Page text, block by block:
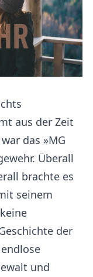
aus der Zeit
das »MG
Überall
brachte es
seinem
der
und